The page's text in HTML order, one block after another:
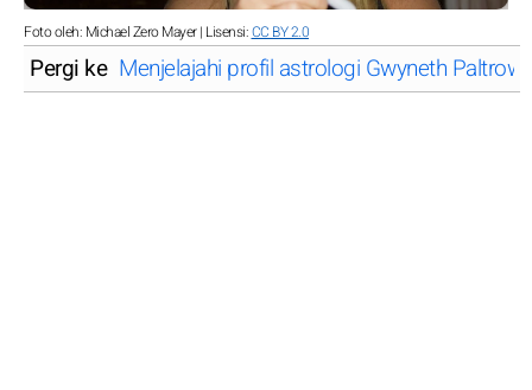
Foto oleh: Michael Zero Mayer | Lisensi:CC BY 2.0
Pergi ke Menjelajahi profil astrologi Gwyneth